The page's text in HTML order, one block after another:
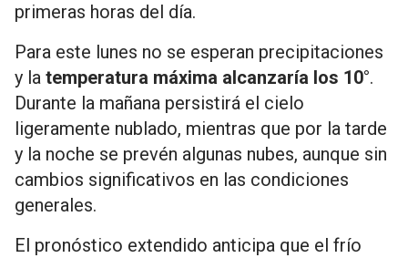
primeras horas del día.
Para este lunes no se esperan precipitaciones
y la temperatura máxima alcanzaría los 10°.
Durante la mañana persistirá el cielo
ligeramente nublado, mientras que por la tarde
y la noche se prevén algunas nubes, aunque sin
cambios significativos en las condiciones
generales.
El pronóstico extendido anticipa que el frío